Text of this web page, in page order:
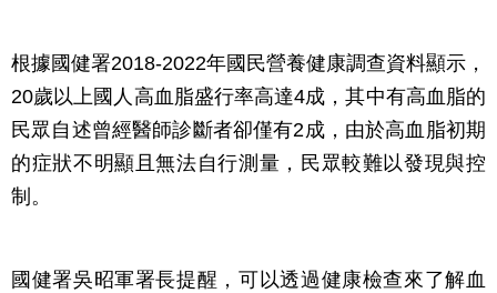
根據國健署2018-2022年國民營養健康調查資料顯示，
20歲以上國人高血脂盛行率高達4成，其中有高血脂的
民眾自述曾經醫師診斷者卻僅有2成，由於高血脂初期
的症狀不明顯且無法自行測量，民眾較難以發現與控
制。
國健署吳昭軍署長提醒，可以透過健康檢查來了解血